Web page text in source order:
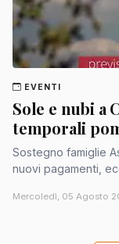
EVENTI
Sole e nubi a
temporali
Sostegno famiglie
nuovi pagamenti,
Mercoledì, 05 Agosto